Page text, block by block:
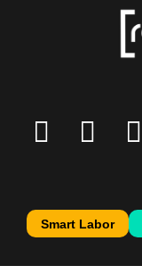
Smart Labor